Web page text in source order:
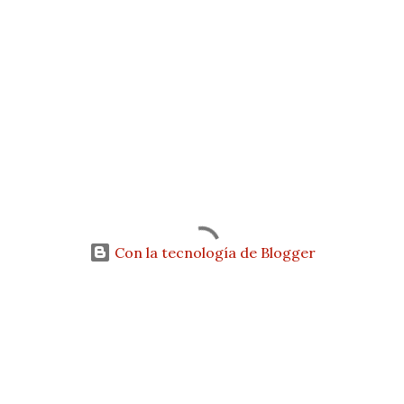
Con la tecnología de Blogger